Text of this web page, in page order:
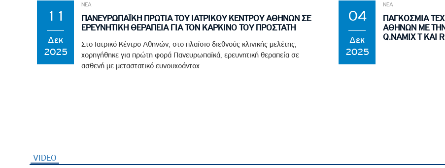
11
Δεκ
2025
ΝΕΑ
ΠΑΝΕΥΡΩΠΑΪΚΗ ΠΡΩΤΙΑ ΤΟΥ ΙΑΤΡΙΚΟΥ ΚΕΝΤΡΟΥ ΑΘΗΝΩΝ ΣΕ
ΕΡΕΥΝΗΤΙΚΗ ΘΕΡΑΠΕΙΑ ΓΙΑ ΤΟΝ ΚΑΡΚΙΝΟ ΤΟΥ ΠΡΟΣΤΑΤΗ
Στο Ιατρικό Κέντρο Αθηνών, στο πλαίσιο διεθνούς κλινικής μελέτης,
χορηγήθηκε για πρώτη φορά Πανευρωπαϊκά, ερευνητική θεραπεία σε
ασθενή με μεταστατικό ευνουχοάντοχ
04
Δεκ
2025
ΝΕΑ
ΠΑΓΚΟΣΜΙΑ
ΑΘΗΝΩΝ ΜΕ ΤΗΝ
Q.NAMIX T ΚΑΙ R
VIDEO